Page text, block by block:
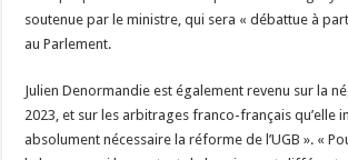
soutenue par le ministre, qui sera « débattue à
au Parlement.
Julien Denormandie est également revenu sur la
2023, et sur les arbitrages franco-français qu’elle
absolument nécessaire la réforme de l’UGB ». «